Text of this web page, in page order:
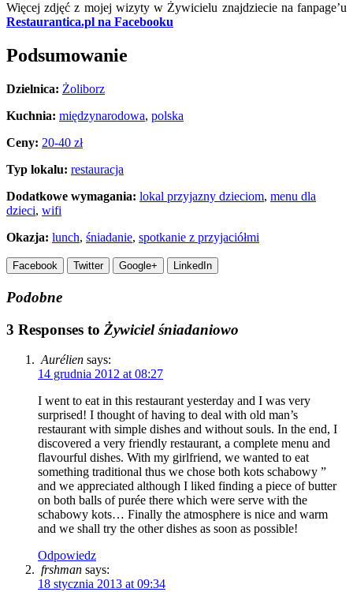
Więcej zdjęć z mojej wizyty w Żywicielu znajdziecie na fanpage’u
Restaurantica.pl na Facebooku
Podsumowanie
Dzielnica: Żoliborz
Kuchnia: międzynarodowa, polska
Ceny: 20-40 zł
Typ lokalu: restauracja
Dodatkowe wymagania: lokal przyjazny dzieciom, menu dla
dzieci, wifi
Okazja: lunch, śniadanie, spotkanie z przyjaciółmi
Facebook Twitter Google+ LinkedIn
Podobne
3 Responses to Żywiciel śniadaniowo
Aurélien says:
14 grudnia 2012 at 08:27
I went to eat in this restaurant yesterday and I was very
surprised! I thought of having to deal with old man’s
restaurant with simple dishes and without souls. In the end, I
discovered a very friendly restaurant, a complete menu and
flavourful dishes. With my girlfriend, we wanted to eat
something traditional thus we chose both kots schabowy ”
and we appreciated although I liked finding a piece of butter
on both balls of purée there which were serve with the
schabowy kots… Finally the atmosphere is nice and warm
and we shall try the other dishes as soon as possible!
Odpowiedz
frshman says:
18 stycznia 2013 at 09:34